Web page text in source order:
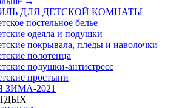
ДЛЯ ДЕТСКОЙ КОМНАТЫ
постельное белье
одеяла и подушки
покрывала, пледы и наволочки
полотенца
подушки-антистресс
простыни
2021